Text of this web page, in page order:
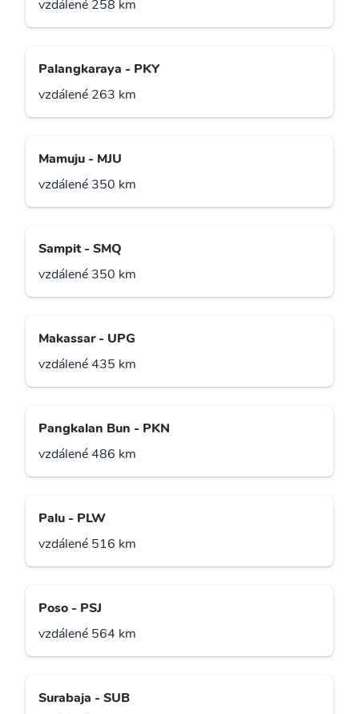
vzdálené 258 km
Palangkaraya - PKY
vzdálené 263 km
Mamuju - MJU
vzdálené 350 km
Sampit - SMQ
vzdálené 350 km
Makassar - UPG
vzdálené 435 km
Pangkalan Bun - PKN
vzdálené 486 km
Palu - PLW
vzdálené 516 km
Poso - PSJ
vzdálené 564 km
Surabaja - SUB